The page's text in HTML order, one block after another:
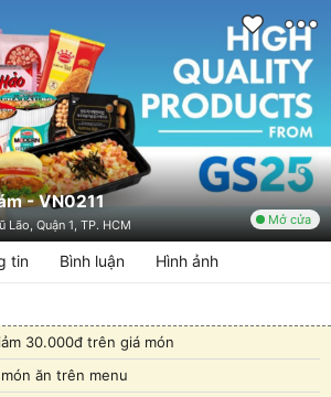
- VN0211
Quận 1, TP. HCM Mở cửa
tin Bình luận Hình ảnh
30.000đ trên giá món
ăn trên menu